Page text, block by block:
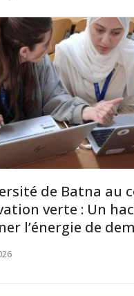
de Batna au
verte : Un
l’énergie de